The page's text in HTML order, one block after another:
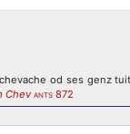
od ses genz
Chev ANTS 872